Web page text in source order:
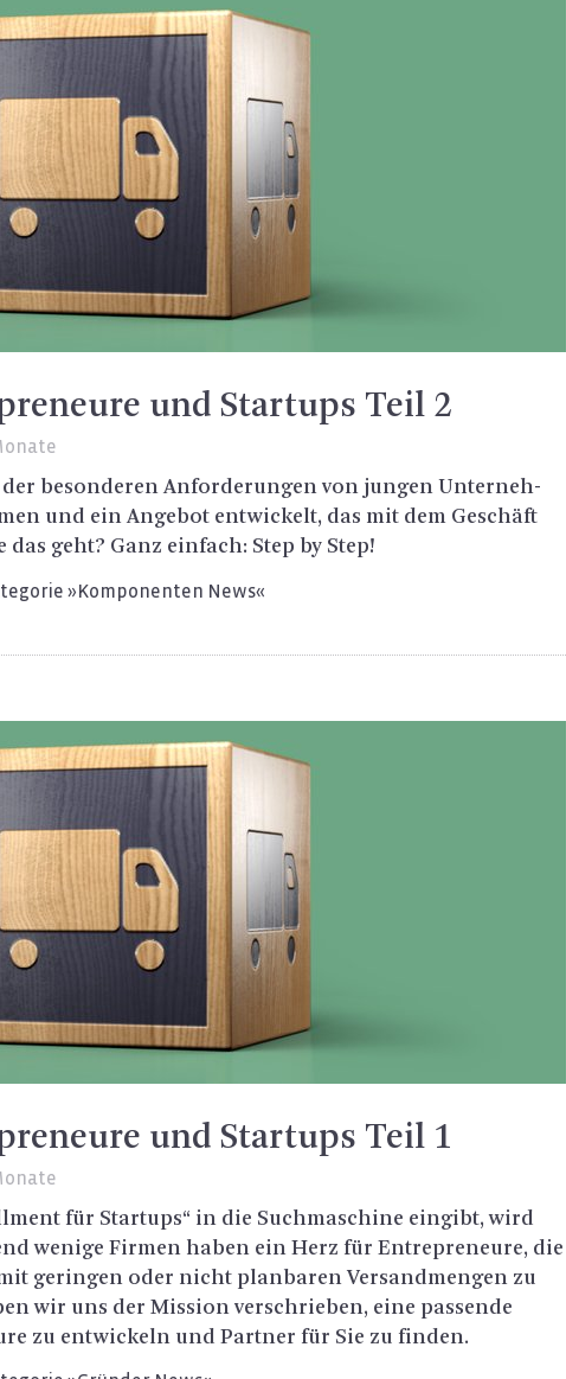
und Startups Teil 2
be­son­de­ren An­for­de­run­gen von jun­gen Un­ter­neh­
und ein An­ge­bot ent­wi­ckelt, das mit dem Ge­schäft
geht? Ganz ein­fach: Step by Step!
»Kom­po­nen­ten News«
und Startups Teil 1
für Star­tups“ in die Such­ma­schi­ne ein­gibt, wird
we­ni­ge Fir­men haben ein Herz für En­tre­pre­neu­re, die
ge­rin­gen oder nicht plan­ba­ren Ver­sand­men­gen zu
wir uns der Mis­si­on ver­schrie­ben, eine pas­sen­de
zu ent­wi­ckeln und Part­ner für Sie zu fin­den.